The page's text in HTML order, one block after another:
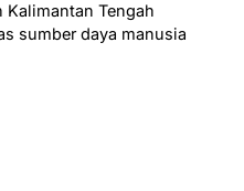
Tengah
sumber daya manusia